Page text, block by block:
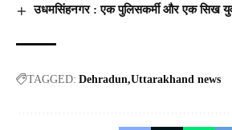
उधमसिंहनगर : एक पुलिसकर्मी और एक सिख
TAGGED: Dehradun Uttarakhand news